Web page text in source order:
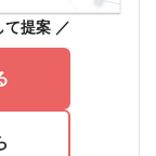
て提案／